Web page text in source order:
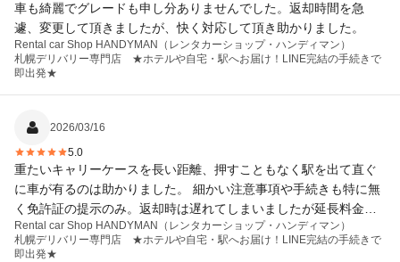
車も綺麗でグレードも申し分ありませんでした。返却時間を急
遽、変更して頂きましたが、快く対応して頂き助かりました。
Rental car Shop HANDYMAN（レンタカーショップ・ハンディマン）
札幌デリバリー専門店 ★ホテルや自宅・駅へお届け！LINE完結の手続きで
即出発★
2026/03/16
5.0
重たいキャリーケースを長い距離、押すこともなく駅を出て直ぐ
に車が有るのは助かりました。 細かい注意事項や手続きも特に無
く免許証の提示のみ。返却時は遅れてしまいましたが延長料金も
無くチェックも少なく直ぐに駅に向かう事が出来ました。 非常に
満足出来た旅行になりました。 車も清潔、綺麗でした。 今回は札
Rental car Shop HANDYMAN（レンタカーショップ・ハンディマン）
札幌デリバリー専門店 ★ホテルや自宅・駅へお届け！LINE完結の手続きで
即出発★